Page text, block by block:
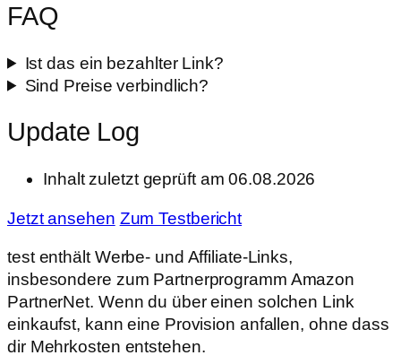
FAQ
Ist das ein bezahlter Link?
Sind Preise verbindlich?
Update Log
Inhalt zuletzt geprüft am 06.08.2026
Jetzt ansehen Zum Testbericht
test enthält Werbe- und Affiliate-Links,
insbesondere zum Partnerprogramm Amazon
PartnerNet. Wenn du über einen solchen Link
einkaufst, kann eine Provision anfallen, ohne dass
dir Mehrkosten entstehen.